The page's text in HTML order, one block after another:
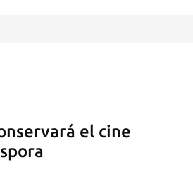
el cine